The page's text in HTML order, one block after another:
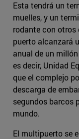
Esta tendrá un
muelles, y un
rodante con otros
puerto alcanzará
anual de un
es decir, Unidad
que el complejo
descarga de
segundos barcos
mundo.
El multipuerto se